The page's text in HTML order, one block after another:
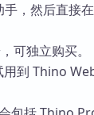
，然后直接
可独立购买。
到 Thino